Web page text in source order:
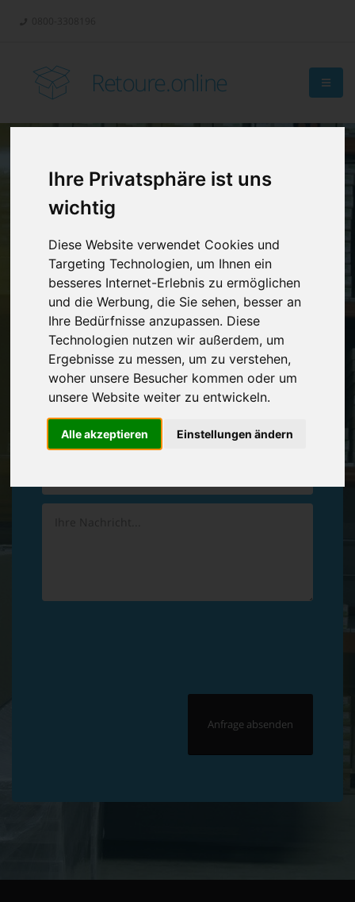
Ihre Privatsphäre ist uns
wichtig
Diese Website verwendet Cookies und
Targeting Technologien, um Ihnen ein
besseres Internet-Erlebnis zu ermöglichen
und die Werbung, die Sie sehen, besser an
Ihre Bedürfnisse anzupassen. Diese
Technologien nutzen wir außerdem, um
Ergebnisse zu messen, um zu verstehen,
woher unsere Besucher kommen oder um
unsere Website weiter zu entwickeln.
Alle akzeptieren Einstellungen ändern
Retoure.online
Retouren-
Management?
Vereinbaren Sie einenRückruf
Hinterlassen Sie uns gern eine persönliche Nachricht.